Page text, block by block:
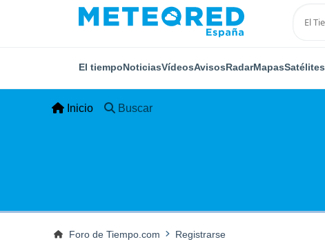
El tiempoNoticiasVídeosAvisosRadarMapasSatélites
Inicio Buscar
Foro de Tiempo.com Registrarse